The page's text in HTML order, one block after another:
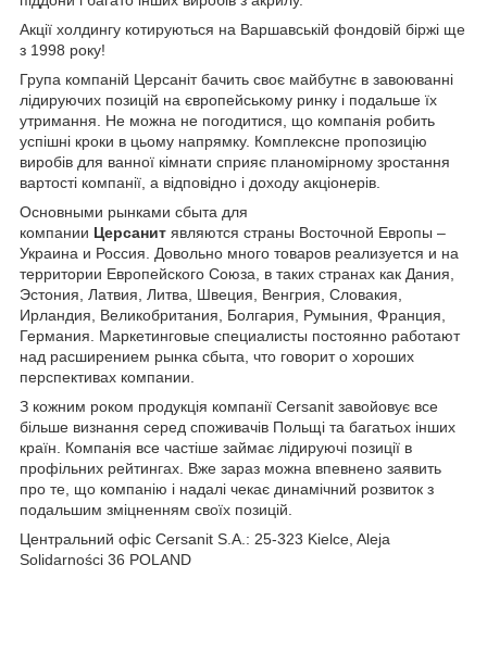
Акції холдингу котируються на Варшавській фондовій біржі ще
з 1998 року!
Група компаній Церсаніт бачить своє майбутнє в завоюванні
лідируючих позицій на європейському ринку і подальше їх
утримання. Не можна не погодитися, що компанія робить
успішні кроки в цьому напрямку. Комплексне пропозицію
виробів для ванної кімнати сприяє планомірному зростання
вартості компанії, а відповідно і доходу акціонерів.
Основными рынками сбыта для
компании Церсанит являются страны Восточной Европы –
Украина и Россия. Довольно много товаров реализуется и на
территории Европейского Союза, в таких странах как Дания,
Эстония, Латвия, Литва, Швеция, Венгрия, Словакия,
Ирландия, Великобритания, Болгария, Румыния, Франция,
Германия. Маркетинговые специалисты постоянно работают
над расширением рынка сбыта, что говорит о хороших
перспективах компании.
З кожним роком продукція компанії Cersanit завойовує все
більше визнання серед споживачів Польщі та багатьох інших
країн. Компанія все частіше займає лідируючі позиції в
профільних рейтингах. Вже зараз можна впевнено заявить
про те, що компанію і надалі чекає динамічний розвиток з
подальшим зміцненням своїх позицій.
Центральний офіс Cersanit S.A.: 25-323 Kielce, Aleja
Solidarności 36 POLAND